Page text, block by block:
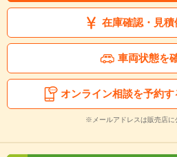
在庫確認・見積
車両状態を
オンライン相談を予約す
※メールアドレスは販売店に